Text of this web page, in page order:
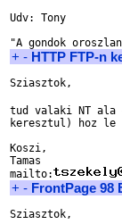
Udv: Tony
+ - HTTP FTP-n
Sziasztok,
tud valaki NT
keresztul) hoz le
Koszi,
Tamas
mailto:
+ - FrontPage 98
Sziasztok,